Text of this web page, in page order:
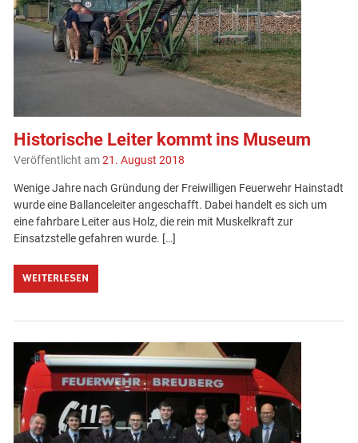
Historische Leiter kommt ins Museum
Veröffentlicht am21. August 2018
Wenige Jahre nach Gründung der Freiwilligen Feuerwehr Hainstadt
wurde eine Ballanceleiter angeschafft. Dabei handelt es sich um
eine fahrbare Leiter aus Holz, die rein mit Muskelkraft zur
Einsatzstelle gefahren wurde. […]
WEITERLESEN